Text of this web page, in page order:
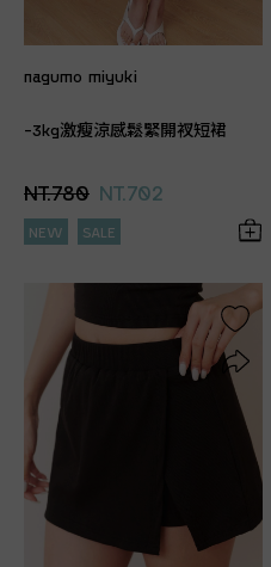
nagumo miyuki
-3kg激瘦涼感鬆緊開衩短裙
NT.780 NT.702
NEW SALE